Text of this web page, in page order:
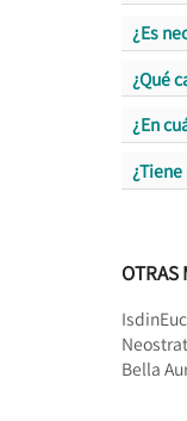
¿Es
¿Qué
¿En
OTRAS
Isdin
Bella